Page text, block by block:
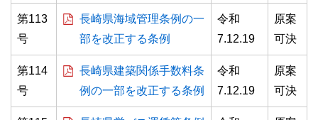
第113
号
長崎県海域管理条例の一
部を改正する条例
令和
7.12.19
原案
可決
第114
号
長崎県建築関係手数料条
例の一部を改正する条例
令和
7.12.19
原案
可決